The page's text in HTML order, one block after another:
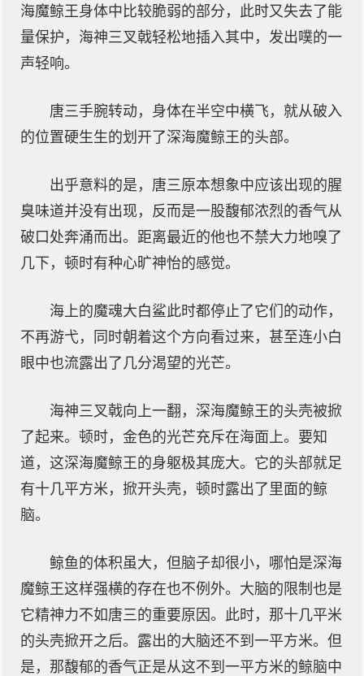
海魔鲸王身体中比较脆弱的部分，此时又失去了能
量保护，海神三叉戟轻松地插入其中，发出噗的一
声轻响。
唐三手腕转动，身体在半空中横飞，就从破入
的位置硬生生的划开了深海魔鲸王的头部。
出乎意料的是，唐三原本想象中应该出现的腥
臭味道并没有出现，反而是一股馥郁浓烈的香气从
破口处奔涌而出。距离最近的他也不禁大力地嗅了
几下，顿时有种心旷神怡的感觉。
海上的魔魂大白鲨此时都停止了它们的动作，
不再游弋，同时朝着这个方向看过来，甚至连小白
眼中也流露出了几分渴望的光芒。
海神三叉戟向上一翻，深海魔鲸王的头壳被掀
了起来。顿时，金色的光芒充斥在海面上。要知
道，这深海魔鲸王的身躯极其庞大。它的头部就足
有十几平方米，掀开头壳，顿时露出了里面的鲸
脑。
鲸鱼的体积虽大，但脑子却很小，哪怕是深海
魔鲸王这样强横的存在也不例外。大脑的限制也是
它精神力不如唐三的重要原因。此时，那十几平米
的头壳掀开之后。露出的大脑还不到一平方米。但
是，那馥郁的香气正是从这不到一平方米的鲸脑中